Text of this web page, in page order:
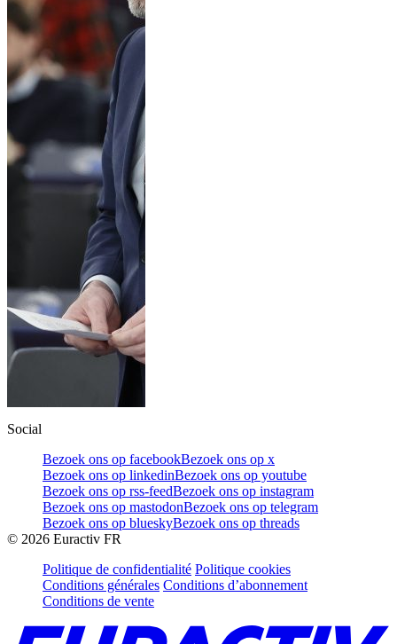
Social
Bezoek ons op facebookBezoek ons op x
Bezoek ons op linkedinBezoek ons op youtube
Bezoek ons op rss-feedBezoek ons op instagram
Bezoek ons op mastodonBezoek ons op telegram
Bezoek ons op blueskyBezoek ons op threads
© 2026 Euractiv FR
Politique de confidentialité Politique cookies
Conditions générales Conditions d’abonnement
Conditions de vente